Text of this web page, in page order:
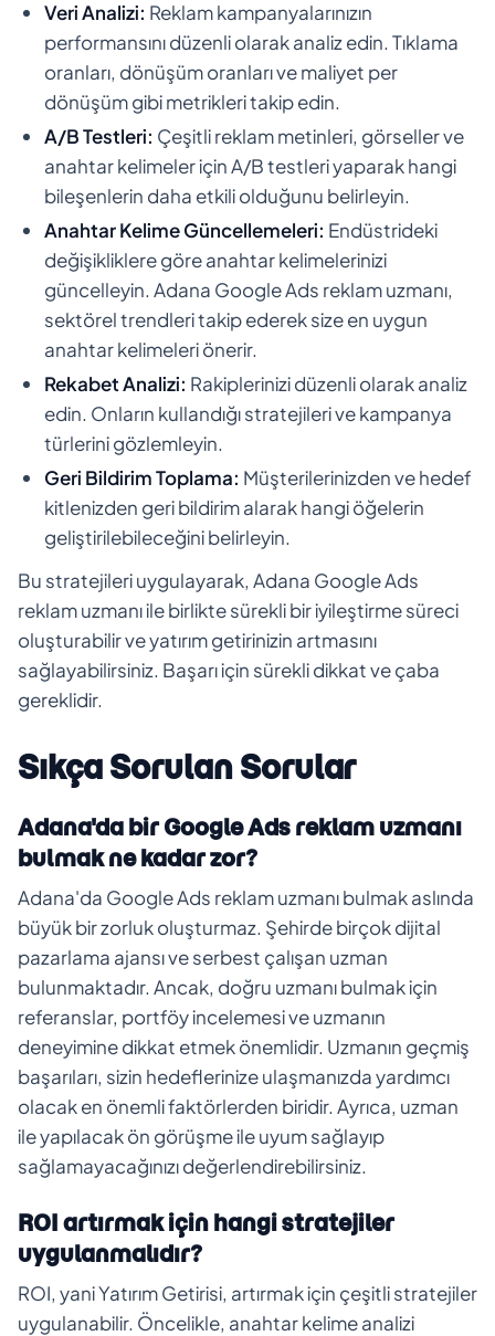
Veri Analizi: Reklam kampanyalarınızın
performansını düzenli olarak analiz edin. Tıklama
oranları, dönüşüm oranları ve maliyet per
dönüşüm gibi metrikleri takip edin.
A/B Testleri: Çeşitli reklam metinleri, görseller ve
anahtar kelimeler için A/B testleri yaparak hangi
bileşenlerin daha etkili olduğunu belirleyin.
Anahtar Kelime Güncellemeleri: Endüstrideki
değişikliklere göre anahtar kelimelerinizi
güncelleyin. Adana Google Ads reklam uzmanı,
sektörel trendleri takip ederek size en uygun
anahtar kelimeleri önerir.
Rekabet Analizi: Rakiplerinizi düzenli olarak analiz
edin. Onların kullandığı stratejileri ve kampanya
türlerini gözlemleyin.
Geri Bildirim Toplama: Müşterilerinizden ve hedef
kitlenizden geri bildirim alarak hangi öğelerin
geliştirilebileceğini belirleyin.
Bu stratejileri uygulayarak, Adana Google Ads
reklam uzmanı ile birlikte sürekli bir iyileştirme süreci
oluşturabilir ve yatırım getirinizin artmasını
sağlayabilirsiniz. Başarı için sürekli dikkat ve çaba
gereklidir.
Sıkça Sorulan Sorular
Adana'da bir Google Ads reklam uzmanı
bulmak ne kadar zor?
Adana'da Google Ads reklam uzmanı bulmak aslında
büyük bir zorluk oluşturmaz. Şehirde birçok dijital
pazarlama ajansı ve serbest çalışan uzman
bulunmaktadır. Ancak, doğru uzmanı bulmak için
referanslar, portföy incelemesi ve uzmanın
deneyimine dikkat etmek önemlidir. Uzmanın geçmiş
başarıları, sizin hedeflerinize ulaşmanızda yardımcı
olacak en önemli faktörlerden biridir. Ayrıca, uzman
ile yapılacak ön görüşme ile uyum sağlayıp
sağlamayacağınızı değerlendirebilirsiniz.
ROI artırmak için hangi stratejiler
uygulanmalıdır?
ROI, yani Yatırım Getirisi, artırmak için çeşitli stratejiler
uygulanabilir. Öncelikle, anahtar kelime analizi